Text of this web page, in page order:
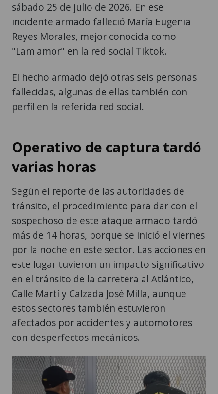
sábado 25 de julio de 2026. En ese
incidente armado falleció María Eugenia
Reyes Morales, mejor conocida como
"Lamiamor" en la red social Tiktok.
El hecho armado dejó otras seis personas
fallecidas, algunas de ellas también con
perfil en la referida red social.
Operativo de captura tardó
varias horas
Según el reporte de las autoridades de
tránsito, el procedimiento para dar con el
sospechoso de este ataque armado tardó
más de 14 horas, porque se inició el viernes
por la noche en este sector. Las acciones en
este lugar tuvieron un impacto significativo
en el tránsito de la carretera al Atlántico,
Calle Martí y Calzada José Milla, aunque
estos sectores también estuvieron
afectados por accidentes y automotores
con desperfectos mecánicos.